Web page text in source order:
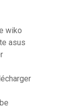
wiko
asus